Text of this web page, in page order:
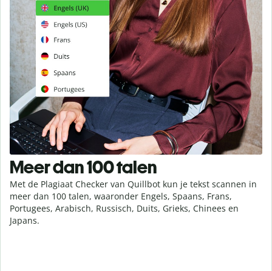
Meer dan 100 talen
Met de Plagiaat Checker van Quillbot kun je tekst scannen in
meer dan 100 talen, waaronder Engels, Spaans, Frans,
Portugees, Arabisch, Russisch, Duits, Grieks, Chinees en
Japans.